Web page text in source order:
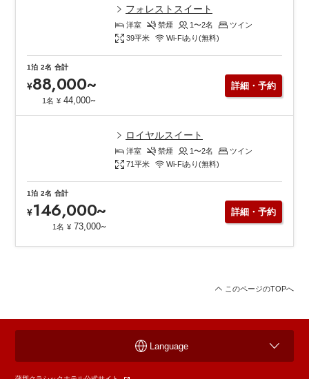
フォレストスイート
洋室 禁煙 1〜2名
ツイン
39平米 Wi-Fiあり(無料)
1泊 2名 合計
¥88,000~
1名 ¥ 44,000~
詳細・予約
ロイヤルスイート
洋室 禁煙 1〜2名
ツイン
71平米 Wi-Fiあり(無料)
1泊 2名 合計
¥146,000~
1名 ¥ 73,000~
詳細・予約
このページのTOPへ
Language